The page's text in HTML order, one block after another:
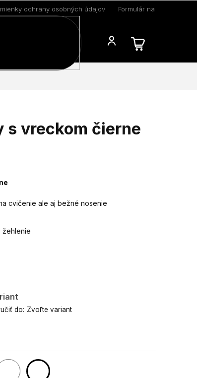
ochrany osobných údajov Formulár na odstúpenie
s vreckom čierne
do: Zvoľte variant
cvičenie ale aj bežné nosenie
žehlenie